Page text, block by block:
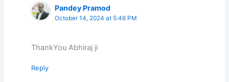
Pandey Pramod
October 14, 2024 at 5:46 PM
ThankYou Abhiraj ji
Reply